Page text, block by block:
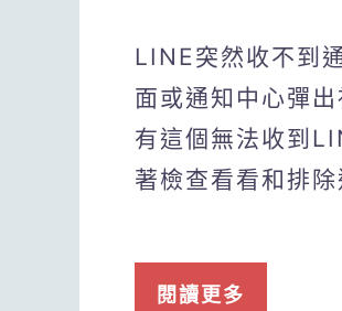
LINE突然收不到
面或通知中心彈
有這個無法收到
著檢查看看和排除
閱讀更多